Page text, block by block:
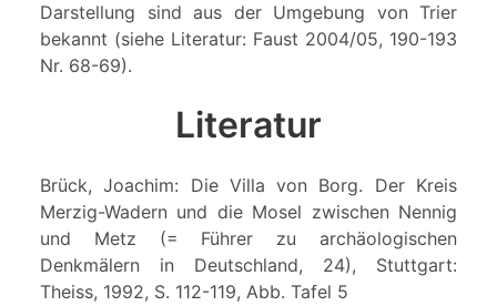
Darstellung sind aus der Umgebung von Trier
bekannt (siehe Literatur: Faust 2004/05, 190-193
Nr. 68-69).
Literatur
Brück, Joachim: Die Villa von Borg. Der Kreis
Merzig-Wadern und die Mosel zwischen Nennig
und Metz (= Führer zu archäologischen
Denkmälern in Deutschland, 24), Stuttgart:
Theiss, 1992, S. 112-119, Abb. Tafel 5